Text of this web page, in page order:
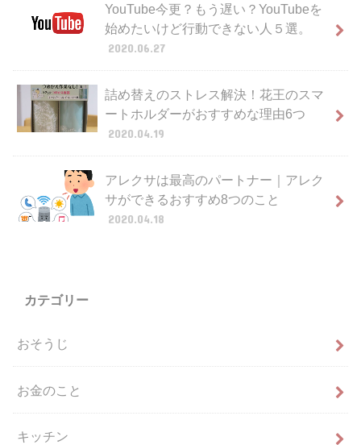
YouTube今更？もう遅い？YouTubeを
始めたいけど行動できない人５選。
2020.06.27
詰め替えのストレス解決！花王のスマ
ートホルダーがおすすめな理由6つ
2020.04.19
アレクサは最高のパートナー｜アレク
サができるおすすめ8つのこと
2020.04.18
カテゴリー
おそうじ
お金のこと
キッチン